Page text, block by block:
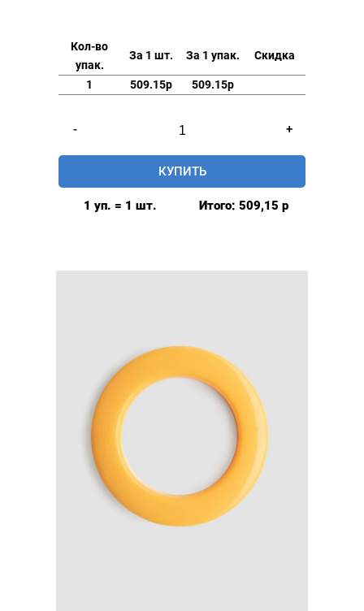
Кол-во
упак.
За 1 шт. За 1 упак. Скидка
1 509.15р 509.15р
-
товара
Люверсы
шторные
+
КУПИТЬ
1 уп. = 1 шт. Итого: 509,15 р